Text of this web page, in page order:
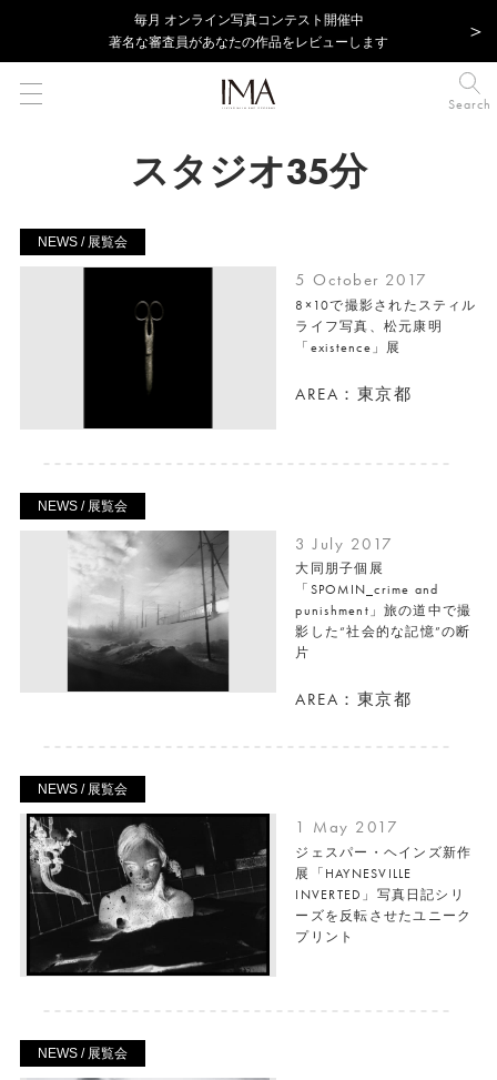
毎⽉ オンライン写真コンテスト開催中
著名な審査員があなたの作品をレビューします
Search
スタジオ35分
NEWS / 展覧会
5 October 2017
8×10で撮影されたスティル
ライフ写真、松元康明
「existence」展
AREA：東京都
NEWS / 展覧会
3 July 2017
大同朋子個展
「SPOMIN_crime and
punishment」旅の道中で撮
影した“社会的な記憶”の断
片
AREA：東京都
NEWS / 展覧会
1 May 2017
ジェスパー・ヘインズ新作
展「HAYNESVILLE
INVERTED」写真日記シリ
ーズを反転させたユニーク
プリント
NEWS / 展覧会